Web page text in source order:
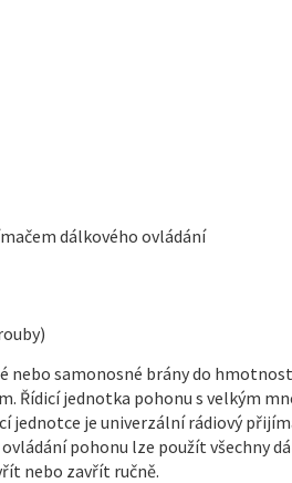
dálkového ovládání
nebo samonosné brány do
Řídicí jednotka pohonu s velkým
je univerzální rádiový
pohonu lze použít všechny
nebo zavřít ručně.